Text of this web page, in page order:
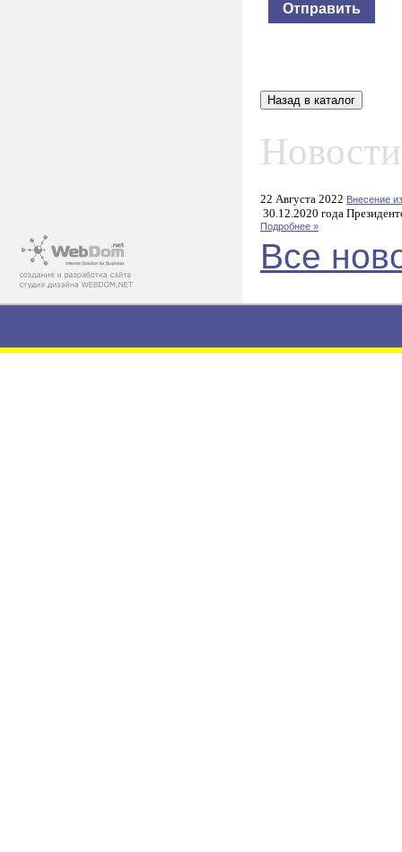
22 Августа 2022 Внесение
30.12.2020 года
Подробнее »
Все